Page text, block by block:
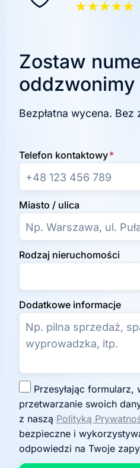
★★★★★
Zostaw
oddzwonimy
Bezpłatna wycena. Bez
Telefon kontaktowy*
Miasto / ulica
Rodzaj nieruchomości
Dodatkowe informacje
g
o
d
a
n
przetwarzanie swoich
z naszą Polityką
bezpieczne i
odpowiedzi na Twoje